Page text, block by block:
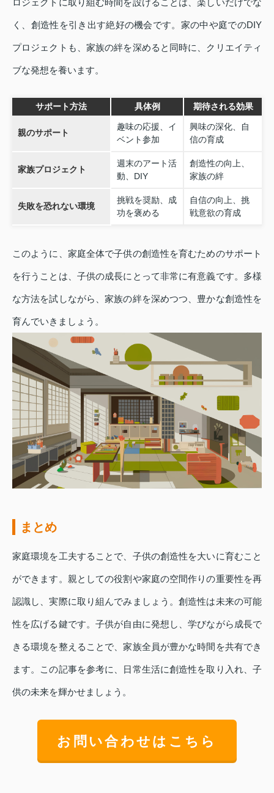
ロジェクトに取り組む時間を設けることは、楽しいだけでな
く、創造性を引き出す絶好の機会です。家の中や庭でのDIY
プロジェクトも、家族の絆を深めると同時に、クリエイティ
ブな発想を養います。
サポート方法 具体例 期待される効果
親のサポート
趣味の応援、イ
ベント参加
興味の深化、自
信の育成
家族プロジェクト
週末のアート活
動、DIY
創造性の向上、
家族の絆
失敗を恐れない環境
挑戦を奨励、成
功を褒める
自信の向上、挑
戦意欲の育成
このように、家庭全体で子供の創造性を育むためのサポート
を行うことは、子供の成長にとって非常に有意義です。多様
な方法を試しながら、家族の絆を深めつつ、豊かな創造性を
育んでいきましょう。
まとめ
家庭環境を工夫することで、子供の創造性を大いに育むこと
ができます。親としての役割や家庭の空間作りの重要性を再
認識し、実際に取り組んでみましょう。創造性は未来の可能
性を広げる鍵です。子供が自由に発想し、学びながら成長で
きる環境を整えることで、家族全員が豊かな時間を共有でき
ます。この記事を参考に、日常生活に創造性を取り入れ、子
供の未来を輝かせましょう。
お問い合わせはこちら